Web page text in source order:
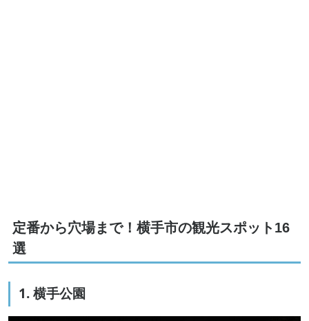
定番から穴場まで！横手市の観光スポット16
選
1. 横手公園